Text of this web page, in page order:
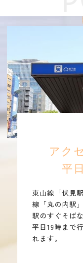
アク
平
東山線「伏見
線「丸の内駅
駅のすぐそば
平日19時まで
れます。